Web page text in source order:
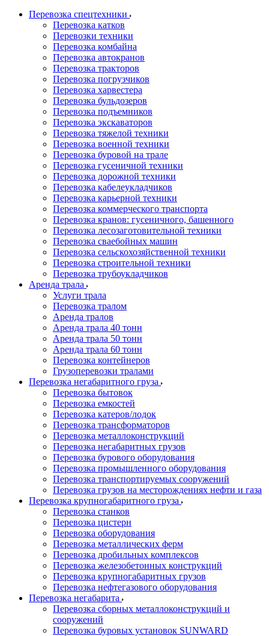
Перевозка спецтехники
Перевозка катков
Перевозки техники
Перевозка комбайна
Перевозка автокранов
Перевозка тракторов
Перевозка погрузчиков
Перевозка харвестера
Перевозка бульдозеров
Перевозка подъемников
Перевозка экскаваторов
Перевозка тяжелой техники
Перевозка военной техники
Перевозка буровой на трале
Перевозка гусеничной техники
Перевозка дорожной техники
Перевозка кабелеукладчиков
Перевозка карьерной техники
Перевозка коммерческого транспорта
Перевозка кранов: гусеничного, башенного
Перевозка лесозаготовительной техники
Перевозка сваебойных машин
Перевозка сельскохозяйственной техники
Перевозка строительной техники
Перевозка трубоукладчиков
Аренда трала
Услуги трала
Перевозка тралом
Аренда тралов
Аренда трала 40 тонн
Аренда трала 50 тонн
Аренда трала 60 тонн
Перевозка контейнеров
Грузоперевозки тралами
Перевозка негабаритного груза
Перевозка бытовок
Перевозка емкостей
Перевозка катеров/лодок
Перевозка трансформаторов
Перевозка металлоконструкций
Перевозка негабаритных грузов
Перевозка бурового оборудования
Перевозка промышленного оборудования
Перевозка транспортируемых сооружений
Перевозка грузов на месторождениях нефти и газа
Перевозка крупногабаритного груза
Перевозка станков
Перевозка цистерн
Перевозка оборудования
Перевозка металлических ферм
Перевозка дробильных комплексов
Перевозка железобетонных конструкций
Перевозка крупногабаритных грузов
Перевозка нефтегазового оборудования
Перевозка негабарита
Перевозка сборных металлоконструкций и
сооружений
Перевозка буровых установок SUNWARD